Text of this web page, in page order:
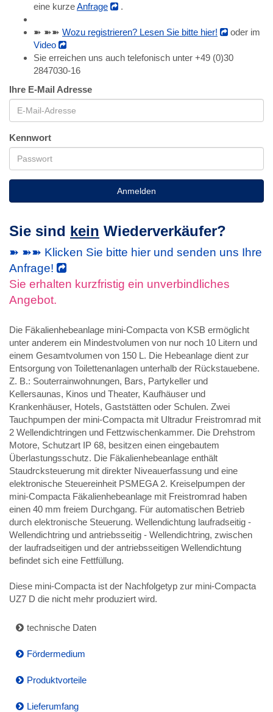
eine kurzeAnfrage .
➽ ➽➽ Wozu registrieren? Lesen Sie bitte hier!
oder im
Video
Sie erreichen uns auch telefonisch unter +49 (0)30
2847030-16
Ihre E-Mail Adresse
Kennwort
Anmelden
Sie sind kein Wiederverkäufer?
➽ ➽➽ Klicken Sie bitte hier und senden uns Ihre
Anfrage!
Sie erhalten kurzfristig ein unverbindliches
Angebot.
Die Fäkalienhebeanlage mini-Compacta von KSB ermöglicht
unter anderem ein Mindestvolumen von nur noch 10 Litern und
einem Gesamtvolumen von 150 L. Die Hebeanlage dient zur
Entsorgung von Toilettenanlagen unterhalb der Rückstauebene.
Z. B.: Souterrainwohnungen, Bars, Partykeller und
Kellersaunas, Kinos und Theater, Kaufhäuser und
Krankenhäuser, Hotels, Gaststätten oder Schulen. Zwei
Tauchpumpen der mini-Compacta mit Ultradur Freistromrad mit
2 Wellendichtringen und Fettzwischenkammer. Die Drehstrom
Motore, Schutzart IP 68, besitzen einen eingebautem
Überlastungsschutz. Die Fäkalienhebeanlage enthält
Staudrcksteuerung mit direkter Niveauerfassung und eine
elektronische Steuereinheit PSMEGA 2. Kreiselpumpen der
mini-Compacta Fäkalienhebeanlage mit Freistromrad haben
einen 40 mm freiem Durchgang. Für automatischen Betrieb
durch elektronische Steuerung. Wellendichtung laufradseitig -
Wellendichtring und antriebsseitig - Wellendichtring, zwischen
der laufradseitigen und der antriebsseitigen Wellendichtung
befindet sich eine Fettfüllung.
Diese mini-Compacta ist der Nachfolgetyp zur mini-Compacta
UZ7 D die nicht mehr produziert wird.
technische Daten
Fördermedium
Produktvorteile
Lieferumfang